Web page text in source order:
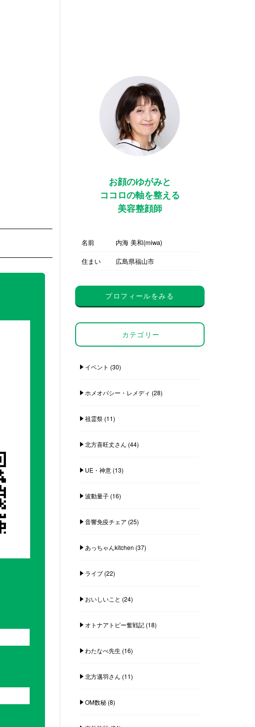
お顔のゆがみと
ココロの軸を整える
美容整顔師
名前
内海 美和(miwa)
住まい
広島県福山市
プロフィールをみる
カテゴリー
イベント (30)
ホメオパシー・レメディ (28)
祖霊祭(11)
北方喜旺丈さん (44)
UE・神意(13)
波動量子(16)
音響免疫チェア (25)
あっちゃんkitchen (37)
ライブ(22)
おいしいこと (24)
オトナアトピー奮戦記(18)
わたなべ先生 (16)
北方邁羽さん (11)
OM数秘(8)